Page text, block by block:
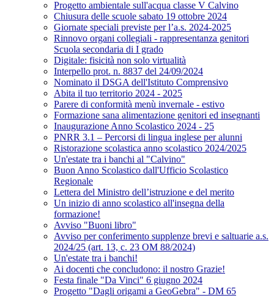
Progetto ambientale sull'acqua classe V Calvino
Chiusura delle scuole sabato 19 ottobre 2024
Giornate speciali previste per l’a.s. 2024-2025
Rinnovo organi collegiali - rappresentanza genitori
Scuola secondaria di I grado
Digitale: fisicità non solo virtualità
Interpello prot. n. 8837 del 24/09/2024
Nominato il DSGA dell'Istituto Comprensivo
Abita il tuo territorio 2024 - 2025
Parere di conformità menù invernale - estivo
Formazione sana alimentazione genitori ed insegnanti
Inaugurazione Anno Scolastico 2024 - 25
PNRR 3.1 – Percorsi di lingua inglese per alunni
Ristorazione scolastica anno scolastico 2024/2025
Un'estate tra i banchi al "Calvino"
Buon Anno Scolastico dall'Ufficio Scolastico
Regionale
Lettera del Ministro dell’istruzione e del merito
Un inizio di anno scolastico all'insegna della
formazione!
Avviso "Buoni libro"
Avviso per conferimento supplenze brevi e saltuarie a.s.
2024/25 (art. 13, c. 23 OM 88/2024)
Un'estate tra i banchi!
Ai docenti che concludono: il nostro Grazie!
Festa finale "Da Vinci" 6 giugno 2024
Progetto "Dagli origami a GeoGebra" - DM 65